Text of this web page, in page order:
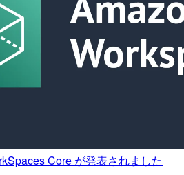
Core が発表されました